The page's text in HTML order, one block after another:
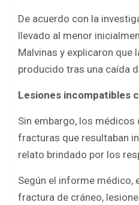
De acuerdo con la
llevado al menor
Malvinas y explicaron que
producido tras una caída
Lesiones incompatibles
Sin embargo, los
fracturas que resultaban
relato brindado por los
Según el informe médico,
fractura de cráneo,